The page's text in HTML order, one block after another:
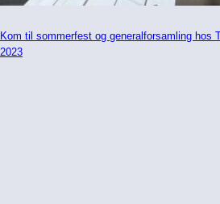
Kom til sommerfest og generalforsamling hos
2023